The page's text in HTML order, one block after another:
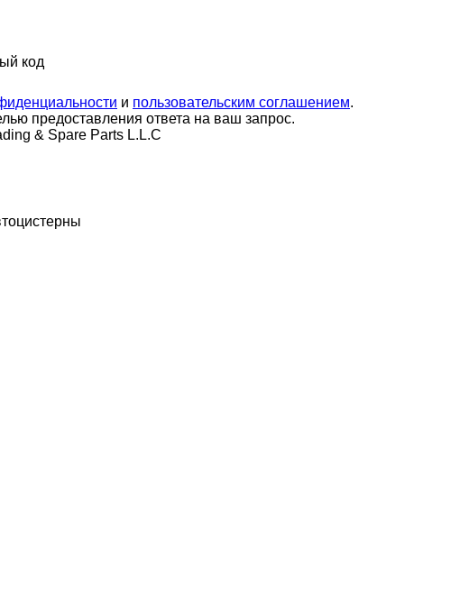
код
и пользовательским соглашением.
предоставления ответа на ваш запрос.
& Spare Parts L.L.C